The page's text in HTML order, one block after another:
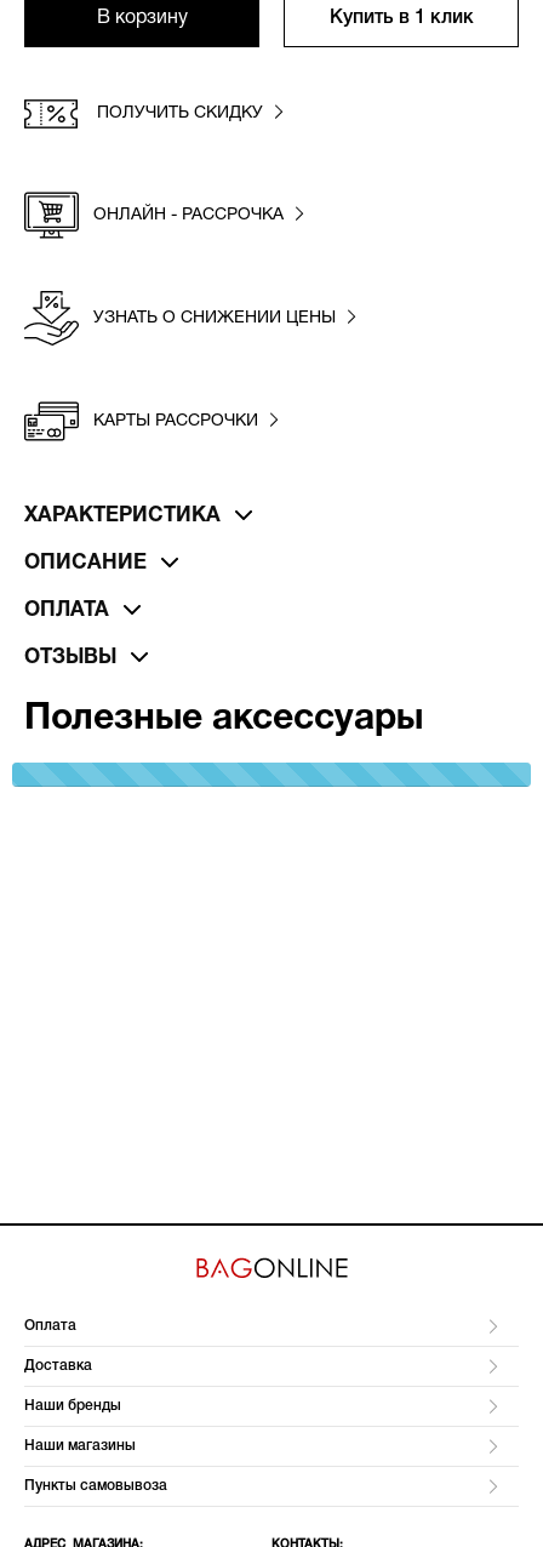
В корзину Купить в 1 клик
ПОЛУЧИТЬ СКИДКУ
ОНЛАЙН - РАССРОЧКА
УЗНАТЬ О СНИЖЕНИИ ЦЕНЫ
КАРТЫ РАССРОЧКИ
ХАРАКТЕРИСТИКА
ОПИСАНИЕ
ОПЛАТА
ОТЗЫВЫ
Полезные аксессуары
100%
Оплата
Доставка
Наши бренды
Наши магазины
Пункты самовывоза